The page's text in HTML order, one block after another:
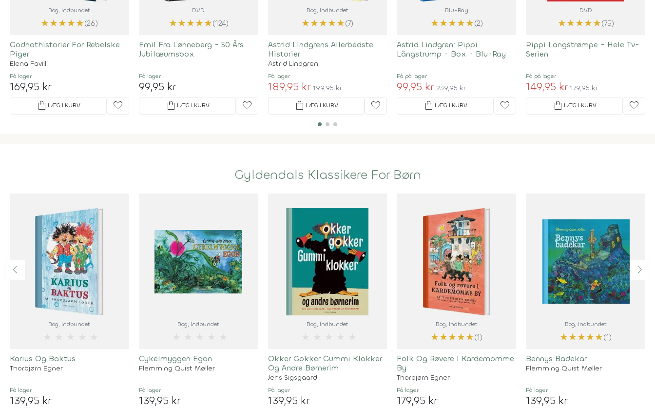
Bog, Indbundet
★★★★★(26)
Godnathistorier For Rebelske
Piger
Elena Favilli
På lager
169,95 kr
shopping_bag LÆG I KURV favorite
DVD
★★★★★(124)
Emil Fra Lønneberg - 50 Års
Jubilæumsbox
På lager
99,95 kr
shopping_bag LÆG I KURV favorite
Bog, Indbundet
★★★★★(7)
Astrid Lindgrens Allerbedste
Historier
Astrid Lindgren
På lager
189,95 kr 199,95 kr
shopping_bag LÆG I KURV favorite
Blu-Ray
★★★★★(2)
Astrid Lindgren: Pippi
Långstrump - Box - Blu-Ray
Få på lager
99,95 kr 239,95 kr
shopping_bag LÆG I KURV favorite
DVD
★★★★★(75)
Pippi Langstrømpe - Hele Tv-
Serien
Få på lager
149,95 kr 179,95 kr
shopping_bag LÆG I KURV favorite
Gyldendals Klassikere For Børn
Bog, Indbundet
Karius Og Baktus
Thorbjørn Egner
På lager
139,95 kr
Bog, Indbundet
Cykelmyggen Egon
Flemming Quist Møller
På lager
139,95 kr
Bog, Indbundet
Okker Gokker Gummi Klokker
Og Andre Børnerim
Jens Sigsgaard
På lager
139,95 kr
Bog, Indbundet
★★★★★(1)
Folk Og Røvere I Kardemomme
By
Thorbjørn Egner
På lager
179,95 kr
Bog, Indbundet
★★★★★(1)
Bennys Badekar
Flemming Quist Møller
På lager
139,95 kr